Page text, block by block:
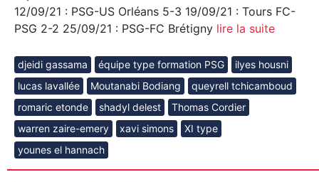
12/09/21 : PSG-US Orléans 5-3 19/09/21 : Tours FC-
PSG 2-2 25/09/21 : PSG-FC Brétigny lire la suite
djeidi gassama équipe type formation PSG
ilyes housni
lucas lavallée
Moutanabi Bodiang
queyrell tchicamboud
romaric etonde
shadyl delest
Thomas Cordier
warren zaire-emery
xavi simons
XI type
younes el hannach